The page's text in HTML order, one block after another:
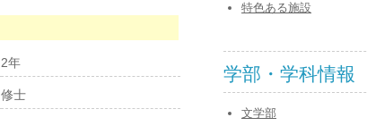
2年
修士
特色ある施設
学部・学科情報
文学部